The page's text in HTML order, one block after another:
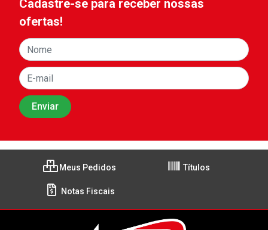
Cadastre-se para receber nossas
ofertas!
Meus Pedidos Títulos
Notas Fiscais